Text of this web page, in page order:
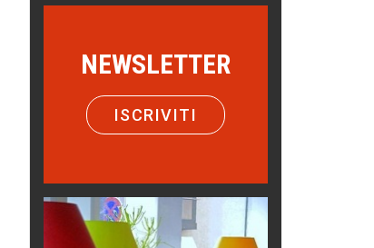
Castione, sotto il segno del
castagno
Eventi
Come difendere la pelle dal sole
Proteggersi, sempre
NEWSLETTER
ISCRIVITI